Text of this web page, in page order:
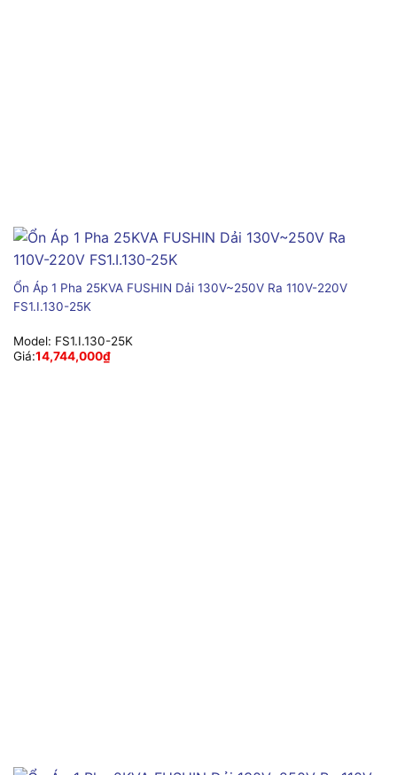
Ổn Áp 1 Pha 25KVA FUSHIN Dải 130V~250V Ra 110V-220V
FS1.I.130-25K
Model: FS1.I.130-25K
Giá:14,744,000₫